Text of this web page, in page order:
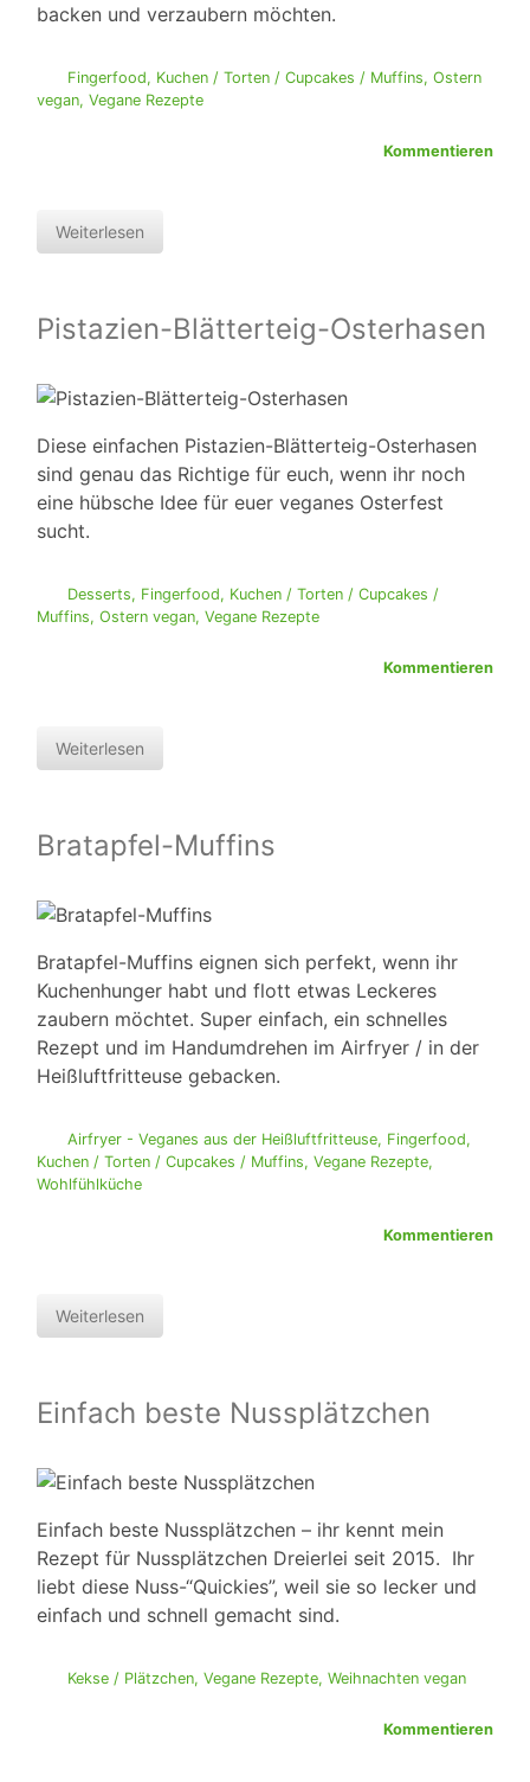
backen und verzaubern möchten.
Fingerfood, Kuchen / Torten / Cupcakes / Muffins, Ostern
vegan, Vegane Rezepte
Kommentieren
Weiterlesen
Pistazien-Blätterteig-Osterhasen
Diese einfachen Pistazien-Blätterteig-Osterhasen
sind genau das Richtige für euch, wenn ihr noch
eine hübsche Idee für euer veganes Osterfest
sucht.
Desserts, Fingerfood, Kuchen / Torten / Cupcakes /
Muffins, Ostern vegan, Vegane Rezepte
Kommentieren
Weiterlesen
Bratapfel-Muffins
Bratapfel-Muffins eignen sich perfekt, wenn ihr
Kuchenhunger habt und flott etwas Leckeres
zaubern möchtet. Super einfach, ein schnelles
Rezept und im Handumdrehen im Airfryer / in der
Heißluftfritteuse gebacken.
Airfryer - Veganes aus der Heißluftfritteuse, Fingerfood,
Kuchen / Torten / Cupcakes / Muffins, Vegane Rezepte,
Wohlfühlküche
Kommentieren
Weiterlesen
Einfach beste Nussplätzchen
Einfach beste Nussplätzchen – ihr kennt mein
Rezept für Nussplätzchen Dreierlei seit 2015. Ihr
liebt diese Nuss-“Quickies”, weil sie so lecker und
einfach und schnell gemacht sind.
Kekse / Plätzchen, Vegane Rezepte, Weihnachten vegan
Kommentieren